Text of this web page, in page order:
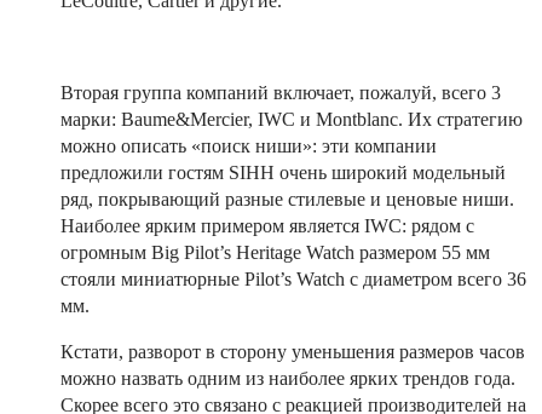
Вторая группа компаний включает, пожалуй, всего 3
марки: Baume&Mercier, IWC и Montblanc. Их стратегию
можно описать «поиск ниши»: эти компании
предложили гостям SIHH очень широкий модельный
ряд, покрывающий разные стилевые и ценовые ниши.
Наиболее ярким примером является IWC: рядом с
огромным Big Pilot’s Heritage Watch размером 55 мм
стояли миниатюрные Pilot’s Watch с диаметром всего 36
мм.
Кстати, разворот в сторону уменьшения размеров часов
можно назвать одним из наиболее ярких трендов года.
Скорее всего это связано с реакцией производителей на